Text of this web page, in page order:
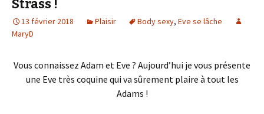
Strass !
13 février 2018 Plaisir Body sexy, Eve se lâche
MaryD
Vous connaissez Adam et Eve ? Aujourd’hui je vous présente
une Eve très coquine qui va sûrement plaire à tout les
Adams !